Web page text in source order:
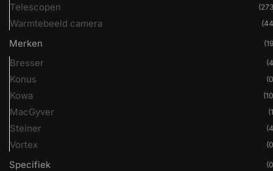
Telescopen
Warmtebeeld camera
Merken
Bresser
Konus
Kowa
MacGyver
Steiner
Vortex
Specifiek